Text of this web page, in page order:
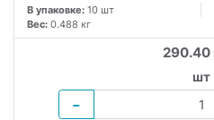
В упаковке: 10 шт
Вес: 0.488 кг
290.40
шт
−